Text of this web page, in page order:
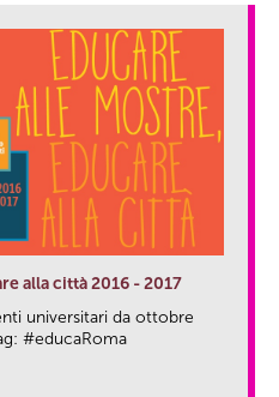
alla città 2016 - 2017
universitari da ottobre
#educaRoma